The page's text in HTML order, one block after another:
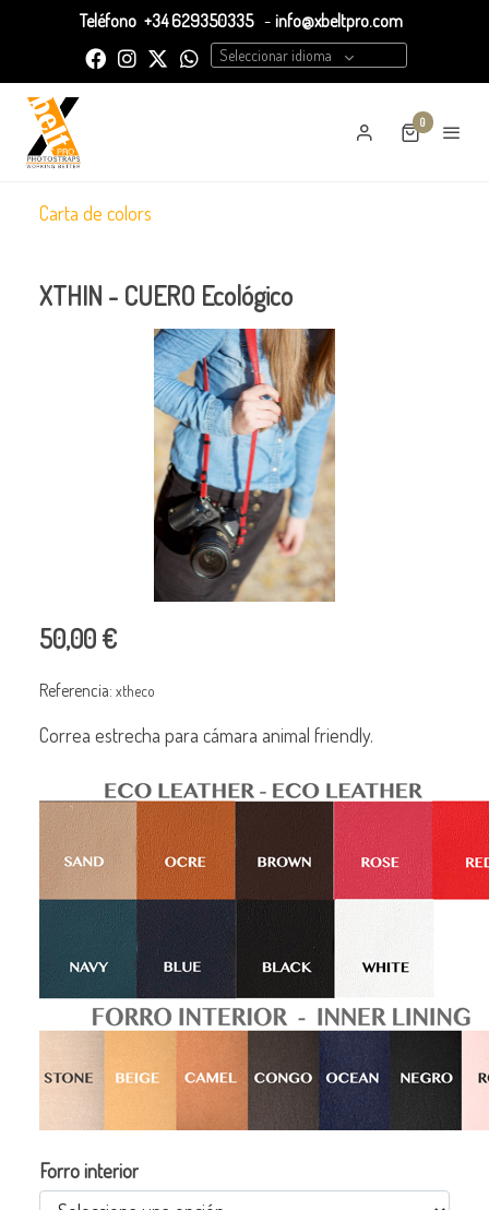
Teléfono +34 629350335 - info@xbeltpro.com
Seleccionar idioma
0
Carta de colors
XTHIN - CUERO Ecológico
50,00 €
Referencia: xtheco
Correa estrecha para cámara animal friendly.
Forro interior